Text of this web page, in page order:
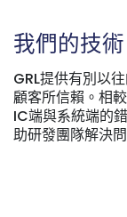
我們的技術
GRL提供有別以
顧客所信賴。相
IC端與系統端的
助研發團隊解決